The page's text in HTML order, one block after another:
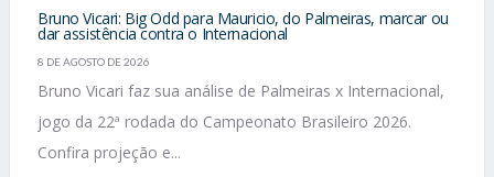
Bruno Vicari: Big Odd para Mauricio, do Palmeiras, marcar ou
dar assistência contra o Internacional
8 DE AGOSTO DE 2026
Bruno Vicari faz sua análise de Palmeiras x Internacional,
jogo da 22ª rodada do Campeonato Brasileiro 2026.
Confira projeção e...